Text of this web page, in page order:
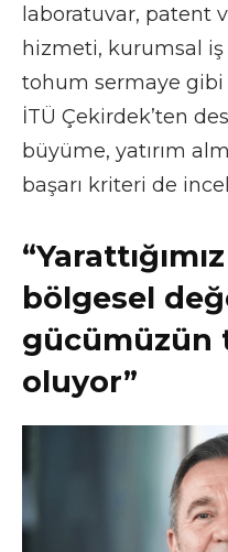
laboratuvar, patent
hizmeti, kurumsal iş
tohum sermaye gibi
İTÜ Çekirdek’ten
büyüme, yatırım
başarı kriteri de
bölgesel
gücümüzün
oluyor”